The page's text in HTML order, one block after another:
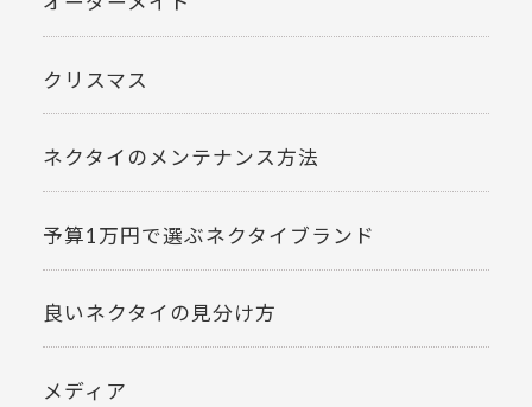
クリスマス
ネクタイのメンテナンス方法
予算1万円で選ぶネクタイブランド
良いネクタイの見分け方
メディア